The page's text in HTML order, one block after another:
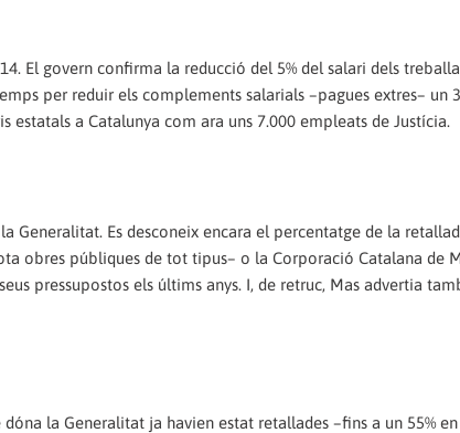
El govern confirma la reducció del 5% del salari dels
per reduir els complements salarials –pagues extres– un
estatals a Catalunya com ara uns 7.000 empleats de Justícia.
Generalitat. Es desconeix encara el percentatge de la
obres públiques de tot tipus– o la Corporació Catalana de
pressupostos els últims anys. I, de retruc, Mas advertia
la Generalitat ja havien estat retallades –fins a un 55% en